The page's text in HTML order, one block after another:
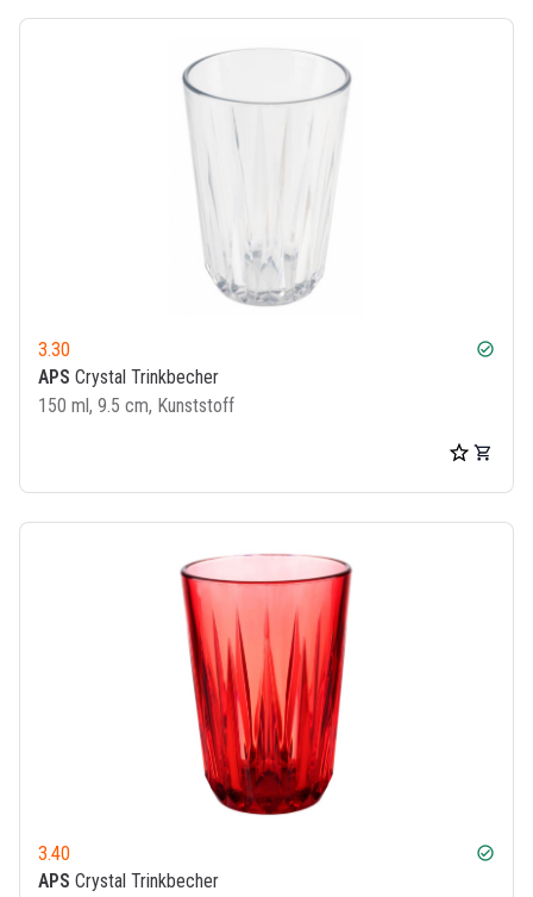
3.30 check_circle
APS Crystal Trinkbecher
150 ml, 9.5 cm, Kunststoff
3.40 check_circle
APS Crystal Trinkbecher